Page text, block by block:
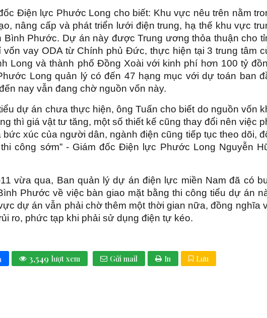
Điện lực Phước Long cho biết: Khu vực nêu trên nằm
nâng cấp và phát triển lưới điện trung, hạ thế khu vực
Bình Phước. Dự án này được Trung ương thỏa thuận cho
vay ODA từ Chính phủ Đức, thực hiện tại 3 trung tâm
Long và thành phố Đồng Xoài với kinh phí hơn 100 tỷ
Long quản lý có đến 47 hạng mục với dự toán ban
nay vẫn đang chờ nguồn vốn này.
dự án chưa thực hiện, ông Tuấn cho biết do nguồn vốn
thì giá vật tư tăng, một số thiết kế cũng thay đổi nên việc
bức xúc của người dân, ngành điện cũng tiếp tục theo dõi,
công sớm” - Giám đốc Điện lực Phước Long Nguyễn
vừa qua, Ban quản lý dự án điện lực miền Nam đã có
Phước về việc bàn giao mặt bằng thi công tiểu dự án
dự án vẫn phải chờ thêm một thời gian nữa, đồng nghĩa
ro, phức tạp khi phải sử dụng điện tự kéo.
3,549 lượt xem Gửi mail In Lưu